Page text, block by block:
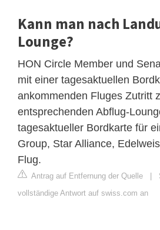
Kann man nach
Lounge?
HON Circle Member und
mit einer tagesaktuellen
ankommenden Fluges Zutritt
entsprechenden Abflug-
tagesaktueller Bordkarte für
Group, Star Alliance,
Flug.
Antrag auf Entfernung der Quelle |
vollständige Antwort auf swiss.com an